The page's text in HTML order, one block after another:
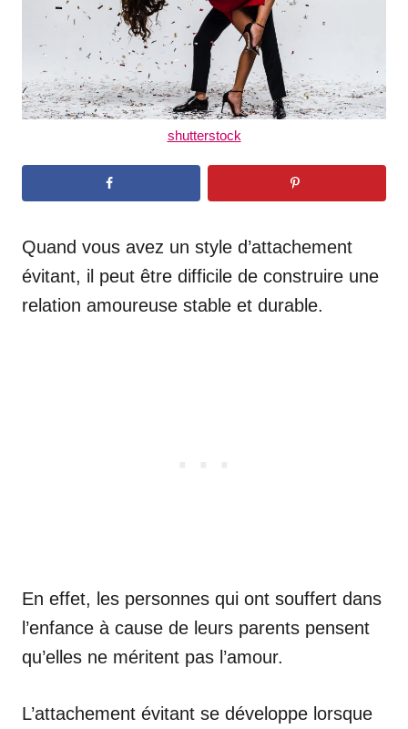
shutterstock
Quand vous avez un style d’attachement
évitant, il peut être difficile de construire une
relation amoureuse stable et durable.
En effet, les personnes qui ont souffert dans
l’enfance à cause de leurs parents pensent
qu’elles ne méritent pas l’amour.
L’attachement évitant se développe lorsque